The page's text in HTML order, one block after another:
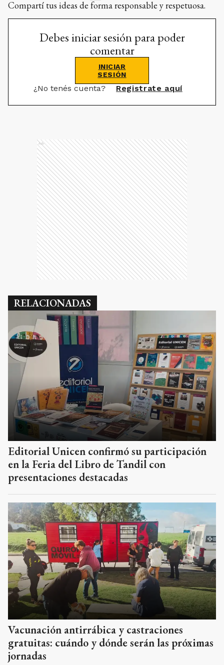
Compartí tus ideas de forma responsable y respetuosa.
Debes iniciar sesión para poder
comentar
INICIAR
SESIÓN
¿No tenés cuenta? Registrate aquí
Ads
RELACIONADAS
Editorial Unicen confirmó su participación
en la Feria del Libro de Tandil con
presentaciones destacadas
Vacunación antirrábica y castraciones
gratuitas: cuándo y dónde serán las próximas
jornadas